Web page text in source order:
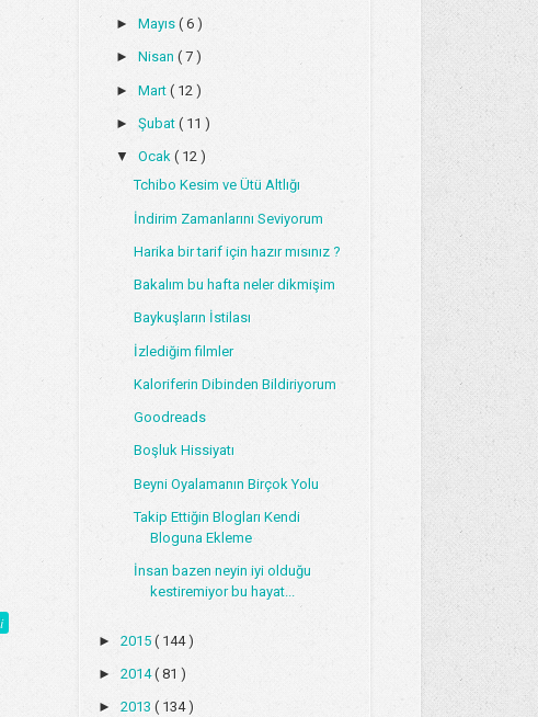
► Mayıs ( 6 )
► Nisan ( 7 )
► Mart ( 12 )
► Şubat ( 11 )
▼ Ocak ( 12 )
Tchibo Kesim ve Ütü Altlığı
İndirim Zamanlarını Seviyorum
Harika bir tarif için hazır mısınız ?
Bakalım bu hafta neler dikmişim
Baykuşların İstilası
İzlediğim filmler
Kaloriferin Dibinden Bildiriyorum
Goodreads
Boşluk Hissiyatı
Beyni Oyalamanın Birçok Yolu
Takip Ettiğin Blogları Kendi
Bloguna Ekleme
İnsan bazen neyin iyi olduğu
kestiremiyor bu hayat...
►2015( 144 )
►2014( 81 )
►2013( 134 )